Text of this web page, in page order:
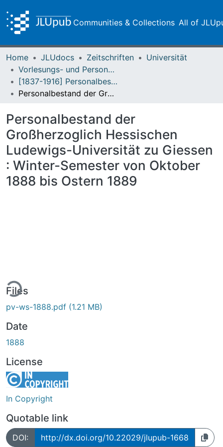
Communities & Collections All of
Home JLUdocs Zeitschriften
Universität
Vorlesungs- und Personalverzeichnis / Justus-Liebig-Universität Gießen
[1837-1916] Personalbestand / Verzeichnis der Studirenden der Großherzoglich Hessischen Ludwigs-Universität zu Giessen
Personalbestand der Großherzoglich Hessischen Ludewigs-Universität zu Giessen : Winter-Semester von Oktober 1888 bis Ostern 1889
Personalbestand der
Großherzoglich Hessischen
Ludewigs-Universität zu Giessen
: Winter-Semester von Oktober
1888 bis Ostern 1889
Files
pv-ws-1888.pdf (1.21 MB)
Date
1888
License
In Copyright
Quotable link
DOI: http://dx.doi.org/10.22029/jlupub-1668